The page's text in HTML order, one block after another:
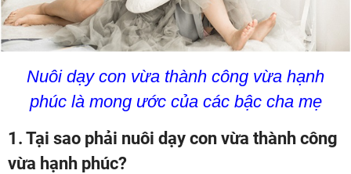
Nuôi dạy con vừa thành công vừa hạnh
phúc là mong ước của các bậc cha mẹ
1. Tại sao phải nuôi dạy con vừa thành công
vừa hạnh phúc?